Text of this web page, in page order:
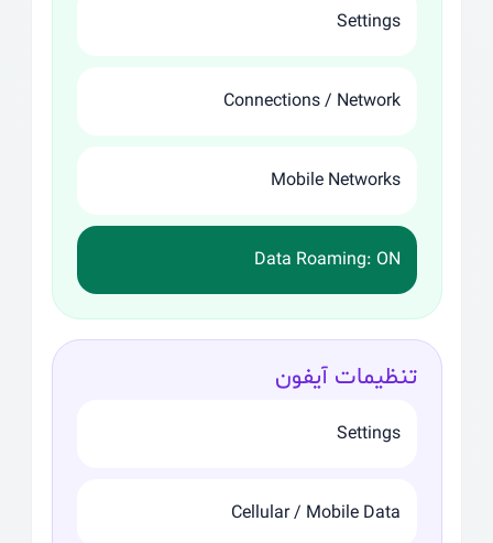
Settings
Connections / Network
Mobile Networks
Data Roaming: ON
تنظیمات آیفون
Settings
Cellular / Mobile Data